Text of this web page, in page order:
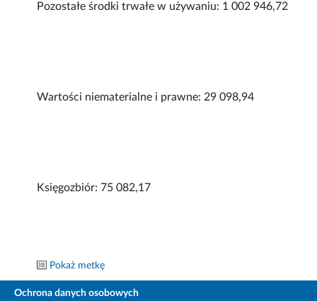
Pozostałe środki trwałe w używaniu: 1 002 946,72
Wartości niematerialne i prawne: 29 098,94
Księgozbiór: 75 082,17
Pokaż metkę
Ochrona danych osobowych